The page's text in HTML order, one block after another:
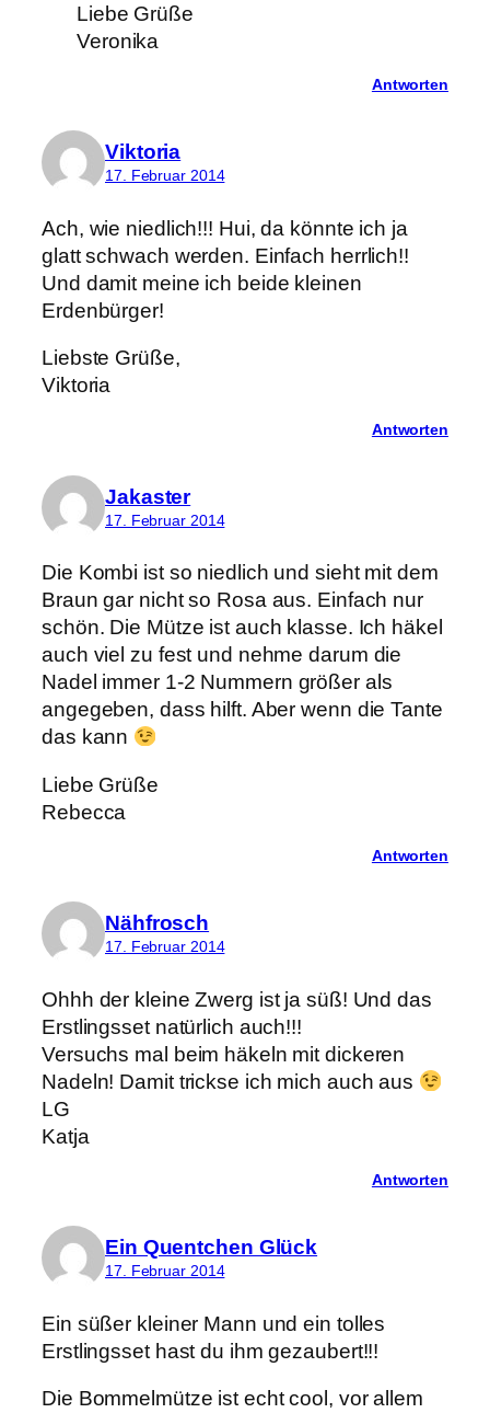
Liebe Grüße
Veronika
Antworten
Viktoria
17. Februar 2014
Ach, wie niedlich!!! Hui, da könnte ich ja
glatt schwach werden. Einfach herrlich!!
Und damit meine ich beide kleinen
Erdenbürger!
Liebste Grüße,
Viktoria
Antworten
Jakaster
17. Februar 2014
Die Kombi ist so niedlich und sieht mit dem
Braun gar nicht so Rosa aus. Einfach nur
schön. Die Mütze ist auch klasse. Ich häkel
auch viel zu fest und nehme darum die
Nadel immer 1-2 Nummern größer als
angegeben, dass hilft. Aber wenn die Tante
das kann
Liebe Grüße
Rebecca
Antworten
Nähfrosch
17. Februar 2014
Ohhh der kleine Zwerg ist ja süß! Und das
Erstlingsset natürlich auch!!!
Versuchs mal beim häkeln mit dickeren
Nadeln! Damit trickse ich mich auch aus
LG
Katja
Antworten
Ein Quentchen Glück
17. Februar 2014
Ein süßer kleiner Mann und ein tolles
Erstlingsset hast du ihm gezaubert!!!
Die Bommelmütze ist echt cool, vor allem